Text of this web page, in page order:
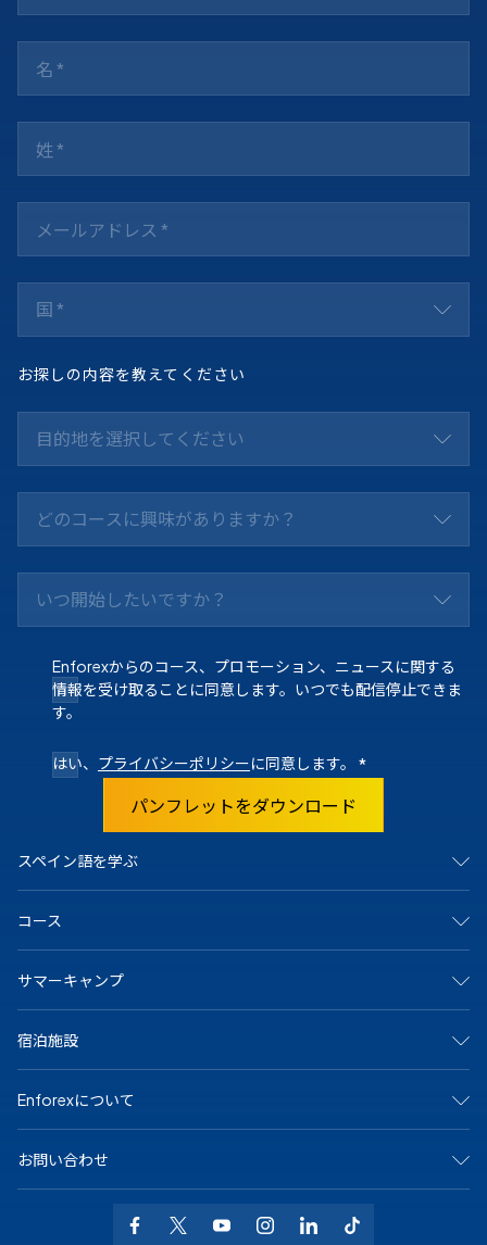
スペイン語を学ぶ
マドリード
カディス
マルベーリャ
テネリフェ
メキシコで
プラヤ・デル・カルメン
コース
サマーキャンプ
オンラインコース
スペイン語の認定資格
サマーキャンプ
バルセロナビーチキャンプ
マルベーラ中心キャンプ
サラマンカキャンプ
宿泊施設
学生寮
Enforexについて
なぜEnforexか
お問い合わせ
WhatsAppでお問い合わせください
info@enforex.com
国 *
お探しの内容を教えてください
目的地を選択してください
どのコースに興味がありますか？
いつ開始したいですか？
Enforexからのコース、プロモーション、ニュースに関する
情報を受け取ることに同意します。いつでも配信停止できま
す。
はい、 プライバシーポリシーに同意します。
*
パンフレットをダウンロード